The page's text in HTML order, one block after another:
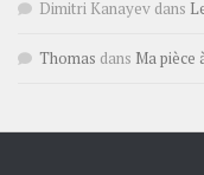
Dimitri Kanayev dans
Thomas dans Ma pièce